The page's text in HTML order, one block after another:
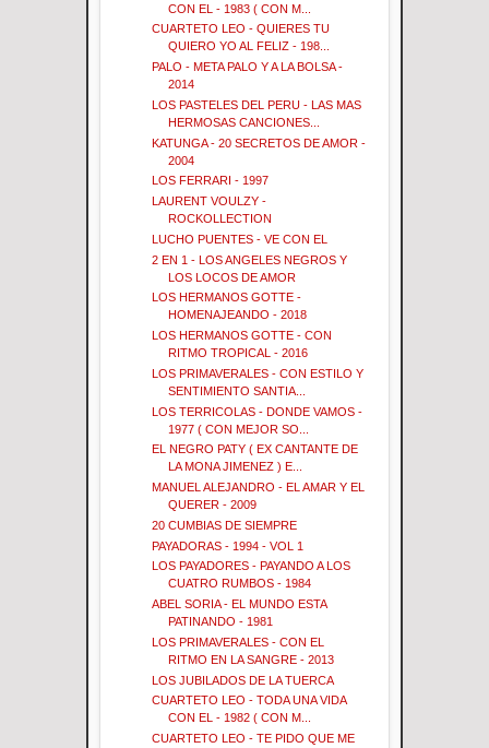
CON EL - 1983 ( CON M...
CUARTETO LEO - QUIERES TU
QUIERO YO AL FELIZ - 198...
PALO - META PALO Y A LA BOLSA -
2014
LOS PASTELES DEL PERU - LAS MAS
HERMOSAS CANCIONES...
KATUNGA - 20 SECRETOS DE AMOR -
2004
LOS FERRARI - 1997
LAURENT VOULZY -
ROCKOLLECTION
LUCHO PUENTES - VE CON EL
2 EN 1 - LOS ANGELES NEGROS Y
LOS LOCOS DE AMOR
LOS HERMANOS GOTTE -
HOMENAJEANDO - 2018
LOS HERMANOS GOTTE - CON
RITMO TROPICAL - 2016
LOS PRIMAVERALES - CON ESTILO Y
SENTIMIENTO SANTIA...
LOS TERRICOLAS - DONDE VAMOS -
1977 ( CON MEJOR SO...
EL NEGRO PATY ( EX CANTANTE DE
LA MONA JIMENEZ ) E...
MANUEL ALEJANDRO - EL AMAR Y EL
QUERER - 2009
20 CUMBIAS DE SIEMPRE
PAYADORAS - 1994 - VOL 1
LOS PAYADORES - PAYANDO A LOS
CUATRO RUMBOS - 1984
ABEL SORIA - EL MUNDO ESTA
PATINANDO - 1981
LOS PRIMAVERALES - CON EL
RITMO EN LA SANGRE - 2013
LOS JUBILADOS DE LA TUERCA
CUARTETO LEO - TODA UNA VIDA
CON EL - 1982 ( CON M...
CUARTETO LEO - TE PIDO QUE ME